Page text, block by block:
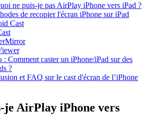
ne puis-je pas AirPlay iPhone vers iPad ?
de recopier l'écran iPhone sur iPad
Cast
: Comment caster un iPhone/iPad sur des
?
et FAQ sur le cast d'écran de l’iPhone
je AirPlay iPhone vers